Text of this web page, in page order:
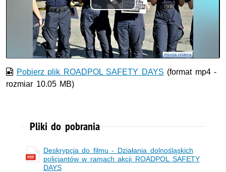
Odtwórz
wideo
Pobierz plik ROADPOL SAFETY DAYS (format mp4 -
rozmiar 10.05 MB)
Pliki do pobrania
Deskrypcja do filmu - Działania dolnośląskich
policjantów w ramach akcji ROADPOL SAFETY
DAYS